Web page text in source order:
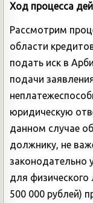
Ход процесса
Рассмотрим
области
подать иск в
подачи
юридическую
данном случае
должнику, не
законодательно
для физического
500 000 рублей)